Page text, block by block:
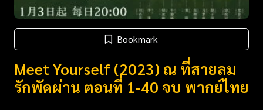
Bookmark
Meet Yourself (2023) ณ ที่สายลม
รักพัดผ่าน ตอนที่ 1-40 จบ พากย์ไทย